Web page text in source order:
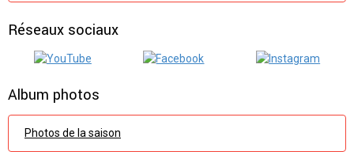
Réseaux sociaux
Album photos
Photos de la saison